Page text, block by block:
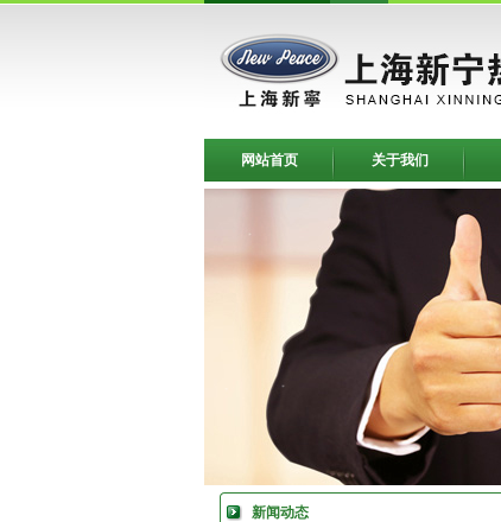
网站首页 关于我们
新闻动态